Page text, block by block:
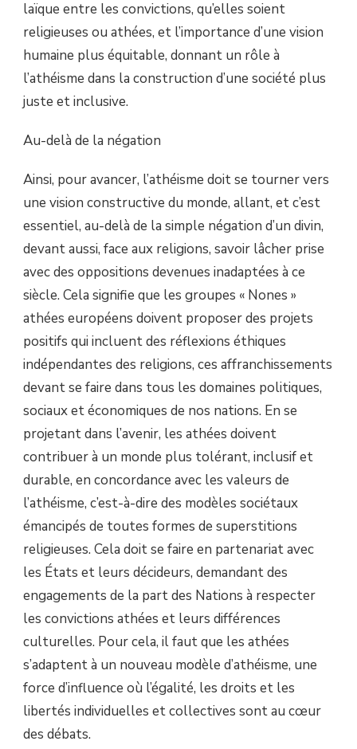
laïque entre les convictions, qu’elles soient
religieuses ou athées, et l’importance d’une vision
humaine plus équitable, donnant un rôle à
l’athéisme dans la construction d’une société plus
juste et inclusive.
Au-delà de la négation
Ainsi, pour avancer, l’athéisme doit se tourner vers
une vision constructive du monde, allant, et c’est
essentiel, au-delà de la simple négation d’un divin,
devant aussi, face aux religions, savoir lâcher prise
avec des oppositions devenues inadaptées à ce
siècle. Cela signifie que les groupes « Nones »
athées européens doivent proposer des projets
positifs qui incluent des réflexions éthiques
indépendantes des religions, ces affranchissements
devant se faire dans tous les domaines politiques,
sociaux et économiques de nos nations. En se
projetant dans l’avenir, les athées doivent
contribuer à un monde plus tolérant, inclusif et
durable, en concordance avec les valeurs de
l’athéisme, c’est-à-dire des modèles sociétaux
émancipés de toutes formes de superstitions
religieuses. Cela doit se faire en partenariat avec
les États et leurs décideurs, demandant des
engagements de la part des Nations à respecter
les convictions athées et leurs différences
culturelles. Pour cela, il faut que les athées
s’adaptent à un nouveau modèle d’athéisme, une
force d’influence où l’égalité, les droits et les
libertés individuelles et collectives sont au cœur
des débats.